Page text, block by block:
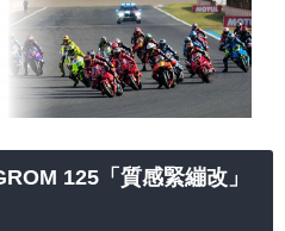
125「質感緊繃改」